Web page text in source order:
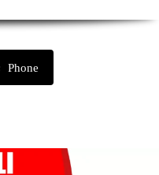
Phone